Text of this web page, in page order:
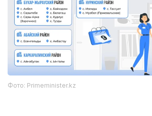
Фото: Рrimeminister.kz